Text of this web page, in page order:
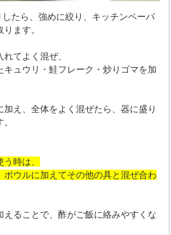
たら、強めに絞り、キッチンペーパ
ます。
てよく混ぜ、
キュウリ・鮭フレーク・炒りゴマを加
え、全体をよく混ぜたら、器に盛り
時は、
ボウルに加えてその他の具と混ぜ合わ
えることで、酢がご飯に絡みやすくな